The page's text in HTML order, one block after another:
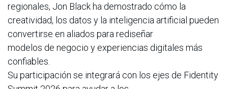
regionales, Jon Black ha demostrado cómo la
creatividad, los datos y la inteligencia artificial pueden
convertirse en aliados para rediseñar
modelos de negocio y experiencias digitales más
confiables.
Su participación se integrará con los ejes de Fidentity